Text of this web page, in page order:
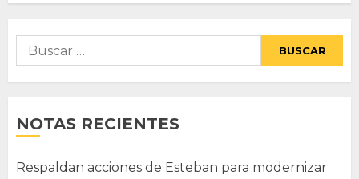
Buscar:
NOTAS RECIENTES
Respaldan acciones de Esteban para modernizar